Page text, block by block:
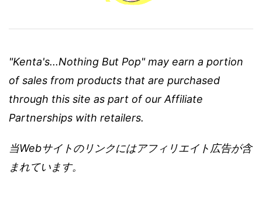
"Kenta's...Nothing But Pop" may earn a portion
of sales from products that are purchased
through this site as part of our Affiliate
Partnerships with retailers.
当Webサイトのリンクにはアフィリエイト広告が含
まれています。